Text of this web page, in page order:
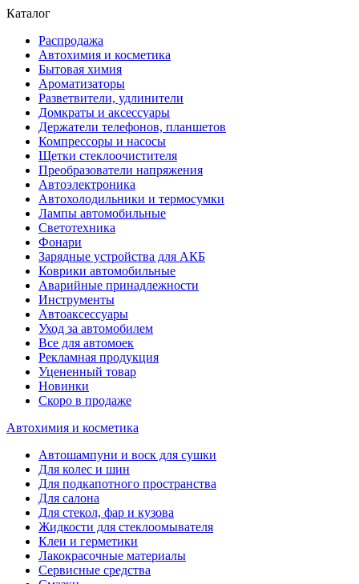
Каталог
Распродажа
Автохимия и косметика
Бытовая химия
Ароматизаторы
Разветвители, удлинители
Домкраты и аксессуары
Держатели телефонов, планшетов
Компрессоры и насосы
Щетки стеклоочистителя
Преобразователи напряжения
Автоэлектроника
Автохолодильники и термосумки
Лампы автомобильные
Светотехника
Фонари
Зарядные устройства для АКБ
Коврики автомобильные
Аварийные принадлежности
Инструменты
Автоаксессуары
Уход за автомобилем
Все для автомоек
Рекламная продукция
Уцененный товар
Новинки
Скоро в продаже
Автохимия и косметика
Автошампуни и воск для сушки
Для колес и шин
Для подкапотного пространства
Для салона
Для стекол, фар и кузова
Жидкости для стеклоомывателя
Клеи и герметики
Лакокрасочные материалы
Сервисные средства